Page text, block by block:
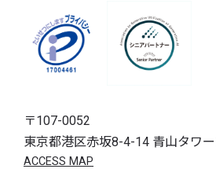
〒107-0052
東京都港区赤坂8-4-14 青山タワ
ACCESS MAP